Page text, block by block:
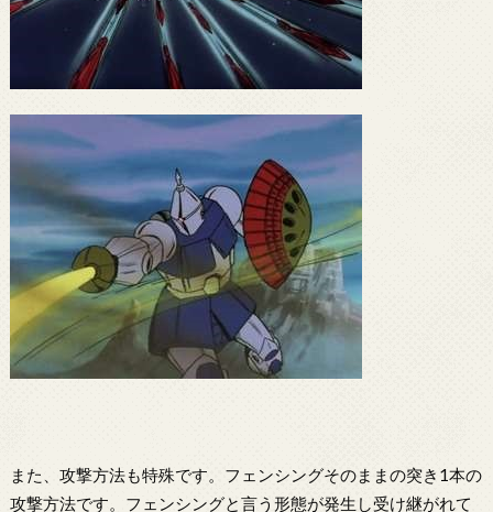
また、攻撃方法も特殊です。フェンシングそのままの突き1本の
攻撃方法です。フェンシングと言う形態が発生し受け継がれて